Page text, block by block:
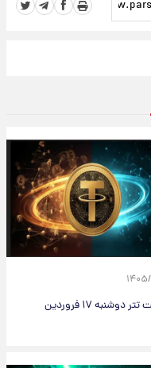
۱/۱۷
دوشنبه ۱۷ فروردین